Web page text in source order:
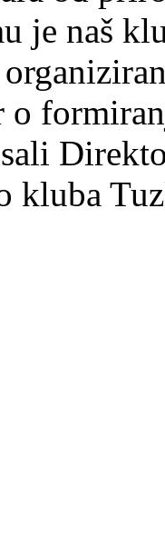
je naš
o
kluba